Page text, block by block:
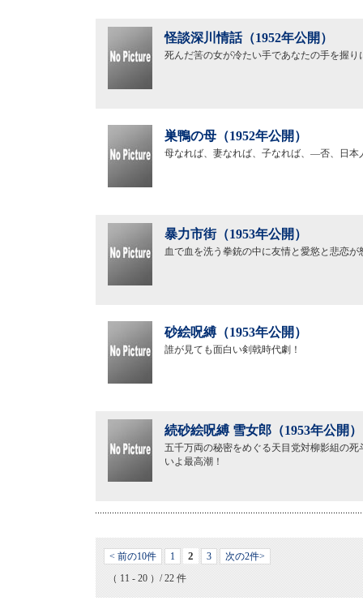
怪談深川情話（1952年公開）
死んだ筈の女が冷たい手であなたの手を握り
巣鴨の母（1952年公開）
母なれば、妻なれば、子なれば、―否、日本
暴力市街（1953年公開）
血で血を洗う拳銃の中に友情と愛慾と悲恋が
砂絵呪縛（1953年公開）
誰が見ても面白い剣戟時代劇！
続砂絵呪縛 雪女郎（1953年公開）
五千万両の秘密をめぐる天目党対柳影組の
いよ最高潮！
< 前の10件 1 2 3
次の2件>
（ 11 - 20 ）/ 22 件